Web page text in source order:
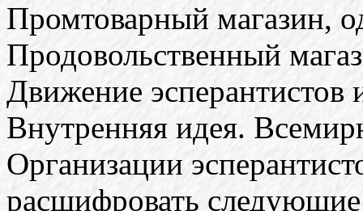
Промтоварный магазин,
Продовольственный
Движение
Внутренняя идея.
Организации
расшифровать